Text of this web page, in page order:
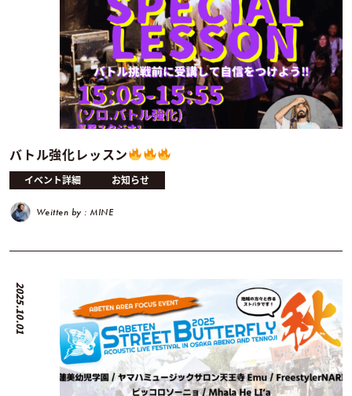
バトル強化レッスン
イベント詳細 お知らせ
Weitten by : MINE
2025.10.01